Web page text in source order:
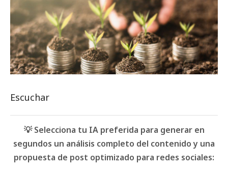
Escuchar
💡 Selecciona tu IA preferida para generar en
segundos un análisis completo del contenido y una
propuesta de post optimizado para redes sociales: